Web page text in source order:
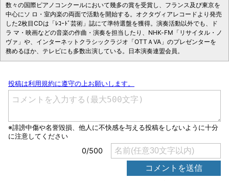
数々の国際ピアノコンクールにおいて幾多の賞を受賞し、フランス及び東京を
中心にソ ロ・室内楽の両面で活動を開始する。オクタヴィアレコードより発売
した2枚目CDは「ﾚｺｰﾄﾞ芸術」誌にて準特選盤を獲得。演奏活動以外でも、ド
ラ マ・映画などの音楽の作曲・演奏を担当したり、NHK-FM「リサイタル・ノ
ヴァ」や、インターネットクラシックラジオ「OTTＡVA」のプレゼンターを
務めるほか、テレビにも多数出演している。日本演奏連盟会員。